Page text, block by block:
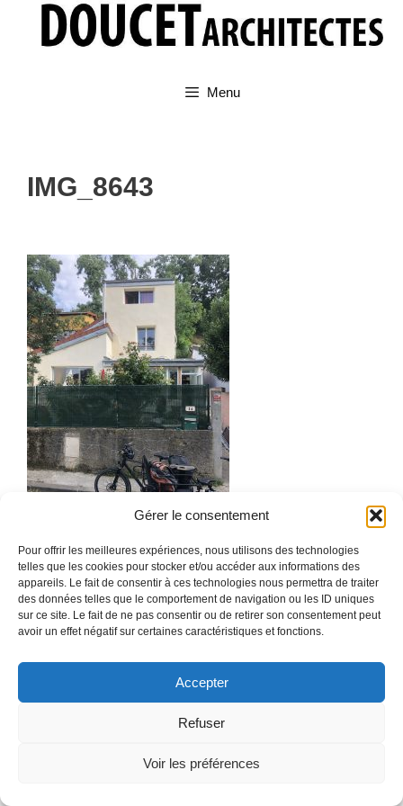
Gérer le consentement
Pour offrir les meilleures expériences, nous utilisons des technologies
telles que les cookies pour stocker et/ou accéder aux informations des
appareils. Le fait de consentir à ces technologies nous permettra de traiter
des données telles que le comportement de navigation ou les ID uniques
sur ce site. Le fait de ne pas consentir ou de retirer son consentement peut
avoir un effet négatif sur certaines caractéristiques et fonctions.
Accepter
Refuser
Voir les préférences
contenu
Menu
IMG_8643
© 2025 DOUCETarchitectes • Construit avecGeneratePress